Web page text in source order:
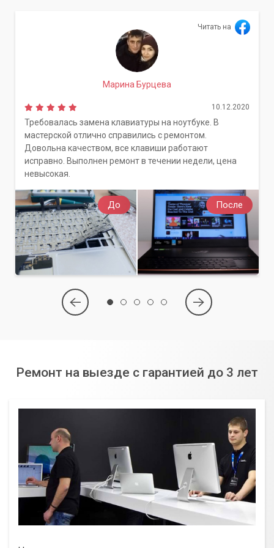
До После
Читать на
Марина Бурцева
10.12.2020
Требовалась замена клавиатуры на ноутбуке. В
мастерской отлично справились с ремонтом.
Довольна качеством, все клавиши работают
исправно. Выполнен ремонт в течении недели, цена
невысокая.
Ремонт на выезде с гарантией до 3 лет